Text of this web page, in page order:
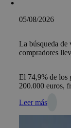
05/08/2026
La búsqueda de
compradores
El 74,9% de los
200.000 euros,
Leer más